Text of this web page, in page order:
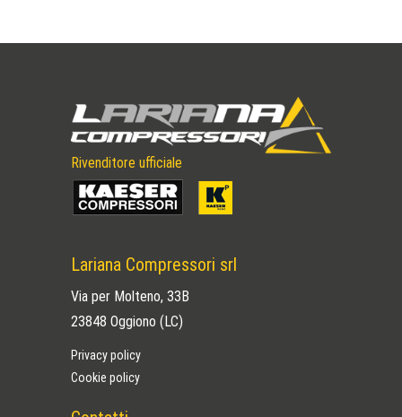
FORNITORE OFFRESI 2024
Lariana Compressori srl
Via per Molteno, 33B
23848 Oggiono (LC)
Privacy policy
Cookie policy